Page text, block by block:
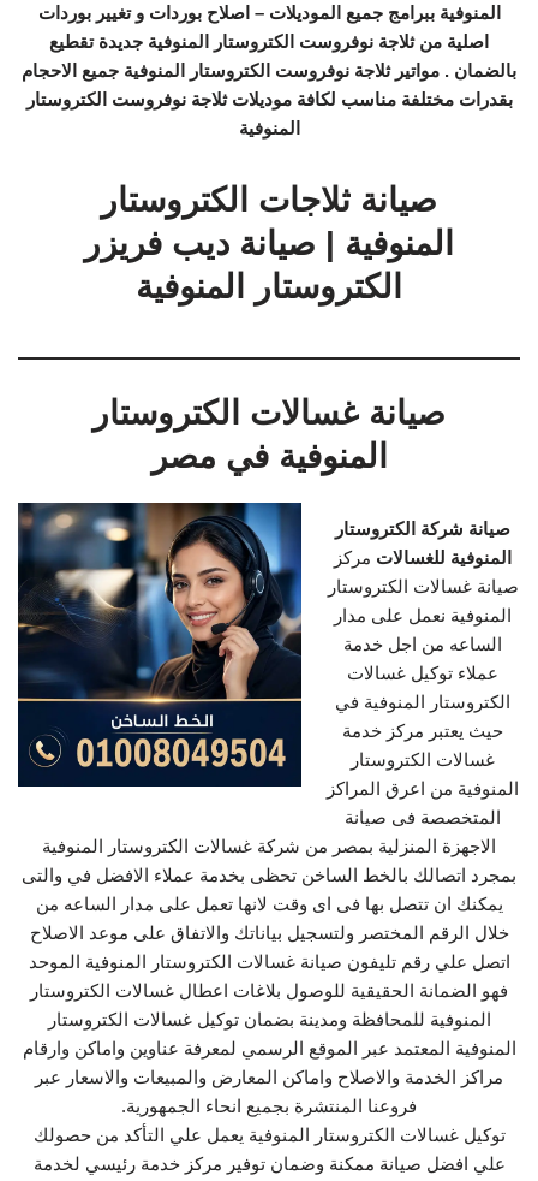
المنوفية ببرامج جميع الموديلات – اصلاح بوردات و تغيير بوردات
اصلية من ثلاجة نوفروست الكتروستار المنوفية جديدة تقطيع
بالضمان . مواتير ثلاجة نوفروست الكتروستار المنوفية جميع الاحجام
بقدرات مختلفة مناسب لكافة موديلات ثلاجة نوفروست الكتروستار
المنوفية
صيانة ثلاجات الكتروستار
المنوفية | صيانة ديب فريزر
الكتروستار المنوفية
صيانة غسالات الكتروستار
المنوفية في مصر
صيانة شركة الكتروستار
المنوفية للغسالات مركز
صيانة غسالات الكتروستار
المنوفية نعمل على مدار
الساعه من اجل خدمة
عملاء توكيل غسالات
الكتروستار المنوفية في
حيث يعتبر مركز خدمة
غسالات الكتروستار
المنوفية من اعرق المراكز
المتخصصة فى صيانة
الاجهزة المنزلية بمصر من شركة غسالات الكتروستار المنوفية
بمجرد اتصالك بالخط الساخن تحظى بخدمة عملاء الافضل في والتى
يمكنك ان تتصل بها فى اى وقت لانها تعمل على مدار الساعه من
خلال الرقم المختصر ولتسجيل بياناتك والاتفاق على موعد الاصلاح
اتصل علي رقم تليفون صيانة غسالات الكتروستار المنوفية الموحد
فهو الضمانة الحقيقية للوصول بلاغات اعطال غسالات الكتروستار
المنوفية للمحافظة ومدينة بضمان توكيل غسالات الكتروستار
المنوفية المعتمد عبر الموقع الرسمي لمعرفة عناوين واماكن وارقام
مراكز الخدمة والاصلاح واماكن المعارض والمبيعات والاسعار عبر
فروعنا المنتشرة بجميع انحاء الجمهورية.
توكيل غسالات الكتروستار المنوفية يعمل علي التأكد من حصولك
علي افضل صيانة ممكنة وضمان توفير مركز خدمة رئيسي لخدمة